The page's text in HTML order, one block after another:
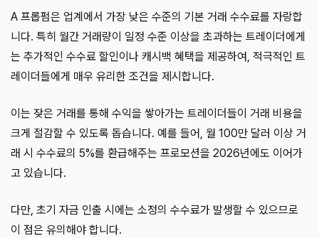
A 프롭펌은 업계에서 가장 낮은 수준의 기본 거래 수수료를 자랑합
니다. 특히 월간 거래량이 일정 수준 이상을 초과하는 트레이더에게
는 추가적인 수수료 할인이나 캐시백 혜택을 제공하여, 적극적인 트
레이더들에게 매우 유리한 조건을 제시합니다.
이는 잦은 거래를 통해 수익을 쌓아가는 트레이더들이 거래 비용을
크게 절감할 수 있도록 돕습니다. 예를 들어, 월 100만 달러 이상 거
래 시 수수료의 5%를 환급해주는 프로모션을 2026년에도 이어가
고 있습니다.
다만, 초기 자금 인출 시에는 소정의 수수료가 발생할 수 있으므로
이 점은 유의해야 합니다.